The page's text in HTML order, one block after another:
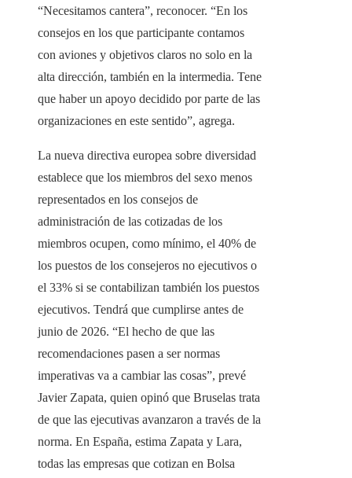
“Necesitamos cantera”, reconocer. “En los
consejos en los que participante contamos
con aviones y objetivos claros no solo en la
alta dirección, también en la intermedia. Tene
que haber un apoyo decidido por parte de las
organizaciones en este sentido”, agrega.
La nueva directiva europea sobre diversidad
establece que los miembros del sexo menos
representados en los consejos de
administración de las cotizadas de los
miembros ocupen, como mínimo, el 40% de
los puestos de los consejeros no ejecutivos o
el 33% si se contabilizan también los puestos
ejecutivos. Tendrá que cumplirse antes de
junio de 2026. “El hecho de que las
recomendaciones pasen a ser normas
imperativas va a cambiar las cosas”, prevé
Javier Zapata, quien opinó que Bruselas trata
de que las ejecutivas avanzaron a través de la
norma. En España, estima Zapata y Lara,
todas las empresas que cotizan en Bolsa